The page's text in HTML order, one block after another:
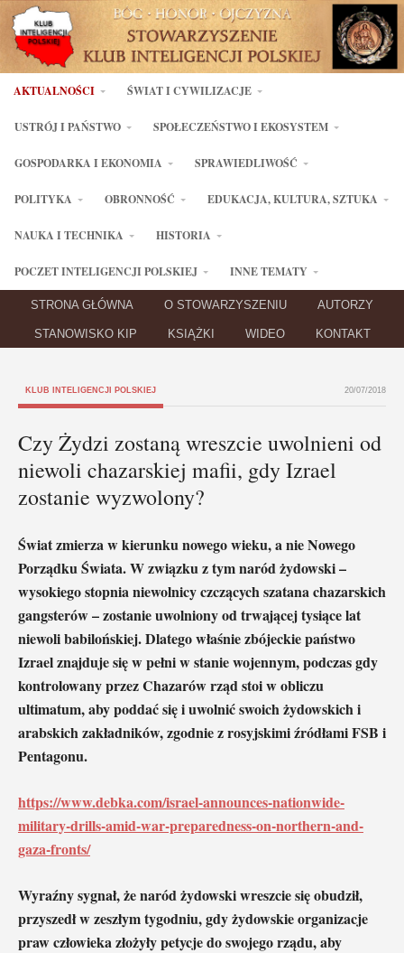
AKTUALNOŚCI ŚWIAT I CYWILIZACJE
USTRÓJ I PAŃSTWO SPOŁECZEŃSTWO I EKOSYSTEM
GOSPODARKA I EKONOMIA SPRAWIEDLIWOŚĆ
POLITYKA OBRONNOŚĆ EDUKACJA, KULTURA, SZTUKA
NAUKA I TECHNIKA HISTORIA
POCZET INTELIGENCJI POLSKIEJ INNE TEMATY
STRONA GŁÓWNA O STOWARZYSZENIU AUTORZY
STANOWISKO KIP KSIĄŻKI WIDEO KONTAKT
KLUB INTELIGENCJI POLSKIEJ 20/07/2018
Czy Żydzi zostaną wreszcie uwolnieni od
niewoli chazarskiej mafii, gdy Izrael
zostanie wyzwolony?
Świat zmierza w kierunku nowego wieku, a nie Nowego
Porządku Świata. W związku z tym naród żydowski –
wysokiego stopnia niewolnicy czczących szatana chazarskich
gangsterów – zostanie uwolniony od trwającej tysiące lat
niewoli babilońskiej. Dlatego właśnie zbójeckie państwo
Izrael znajduje się w pełni w stanie wojennym, podczas gdy
kontrolowany przez Chazarów rząd stoi w obliczu
ultimatum, aby poddać się i uwolnić swoich żydowskich i
arabskich zakładników, zgodnie z rosyjskimi źródłami FSB i
Pentagonu.
https://www.debka.com/israel-announces-nationwide-
military-drills-amid-war-preparedness-on-northern-and-
gaza-fronts/
Wyraźny sygnał, że naród żydowski wreszcie się obudził,
przyszedł w zeszłym tygodniu, gdy żydowskie organizacje
praw człowieka złożyły petycje do swojego rządu, aby